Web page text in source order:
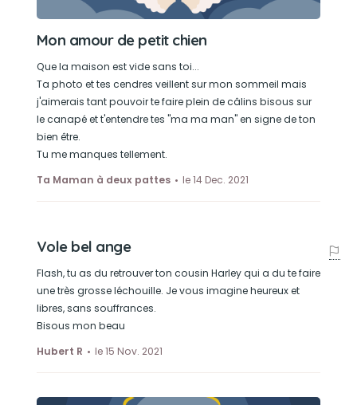
Dormir... mais jamais loin de nous !!!
Mon amour de petit chien
Que la maison est vide sans toi...
Ta photo et tes cendres veillent sur mon sommeil mais
j'aimerais tant pouvoir te faire plein de câlins bisous sur
le canapé et t'entendre tes "ma ma man" en signe de ton
bien être.
Tu me manques tellement.
Ta Maman à deux pattes
le 14 Dec. 2021
Vole bel ange
Flash, tu as du retrouver ton cousin Harley qui a du te faire
une très grosse léchouille. Je vous imagine heureux et
libres, sans souffrances.
Bisous mon beau
Hubert R
le 15 Nov. 2021